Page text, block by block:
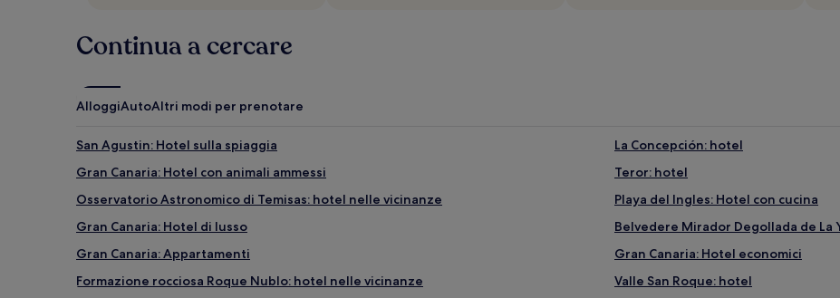
Continua a cercare
AlloggiAutoAltri modi per prenotare
San Agustin: Hotel sulla spiaggia
La Concepción: hotel
Gran Canaria: Hotel con animali ammessi
Teror: hotel
Osservatorio Astronomico di Temisas: hotel nelle vicinanze
Playa del Ingles: Hotel con cucina
Gran Canaria: Hotel di lusso
Belvedere Mirador Degollada de La
Gran Canaria: Appartamenti
Gran Canaria: Hotel economici
Formazione rocciosa Roque Nublo: hotel nelle vicinanze
Valle San Roque: hotel